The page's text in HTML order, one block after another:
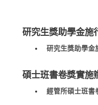
研究生獎助學金施
研究生獎助學金
碩士班書卷獎實施
經管所碩士班書